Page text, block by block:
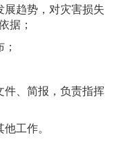
展趋势，对灾害损失
据；
件、简报，负责指挥
工作。